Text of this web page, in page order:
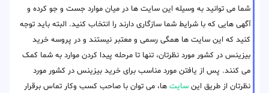
شما می توانید به وسیله این سایت ها در میان موارد جست و جو کرده و
آگهی هایی که با شرایط شما سازگاری دارند را انتخاب کنید. البته باید توجه
کنید که این سایت ها همگی رسمی و معتبر نیستند و در پروسه خرید
بیزینس در کشور مورد نظرتان، تنها تا مرحله پیدا کردن موارد به شما کمک
می کنند. پس از یافتن مورد مناسب برای خرید بیزینس در کشور مورد
نظرتان از طریق این سایت ها، می توان با صاحب کسب وکار تماس برقرار